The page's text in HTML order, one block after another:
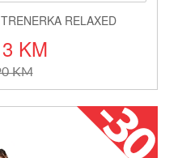
RELAXED
KM
KM